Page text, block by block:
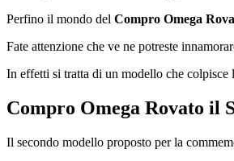
Perfino il mondo del Compro Omega
Fate attenzione che ve ne potreste
In effetti si tratta di un modello che colpisce
Compro Omega Rovato il
Il secondo modello proposto per la